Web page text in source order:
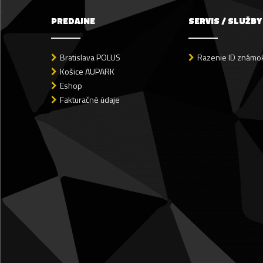
PREDAJNE
Bratislava POLUS
Košice AUPARK
Eshop
Fakturačné údaje
SERVIS / SLUŽBY
Razenie ID